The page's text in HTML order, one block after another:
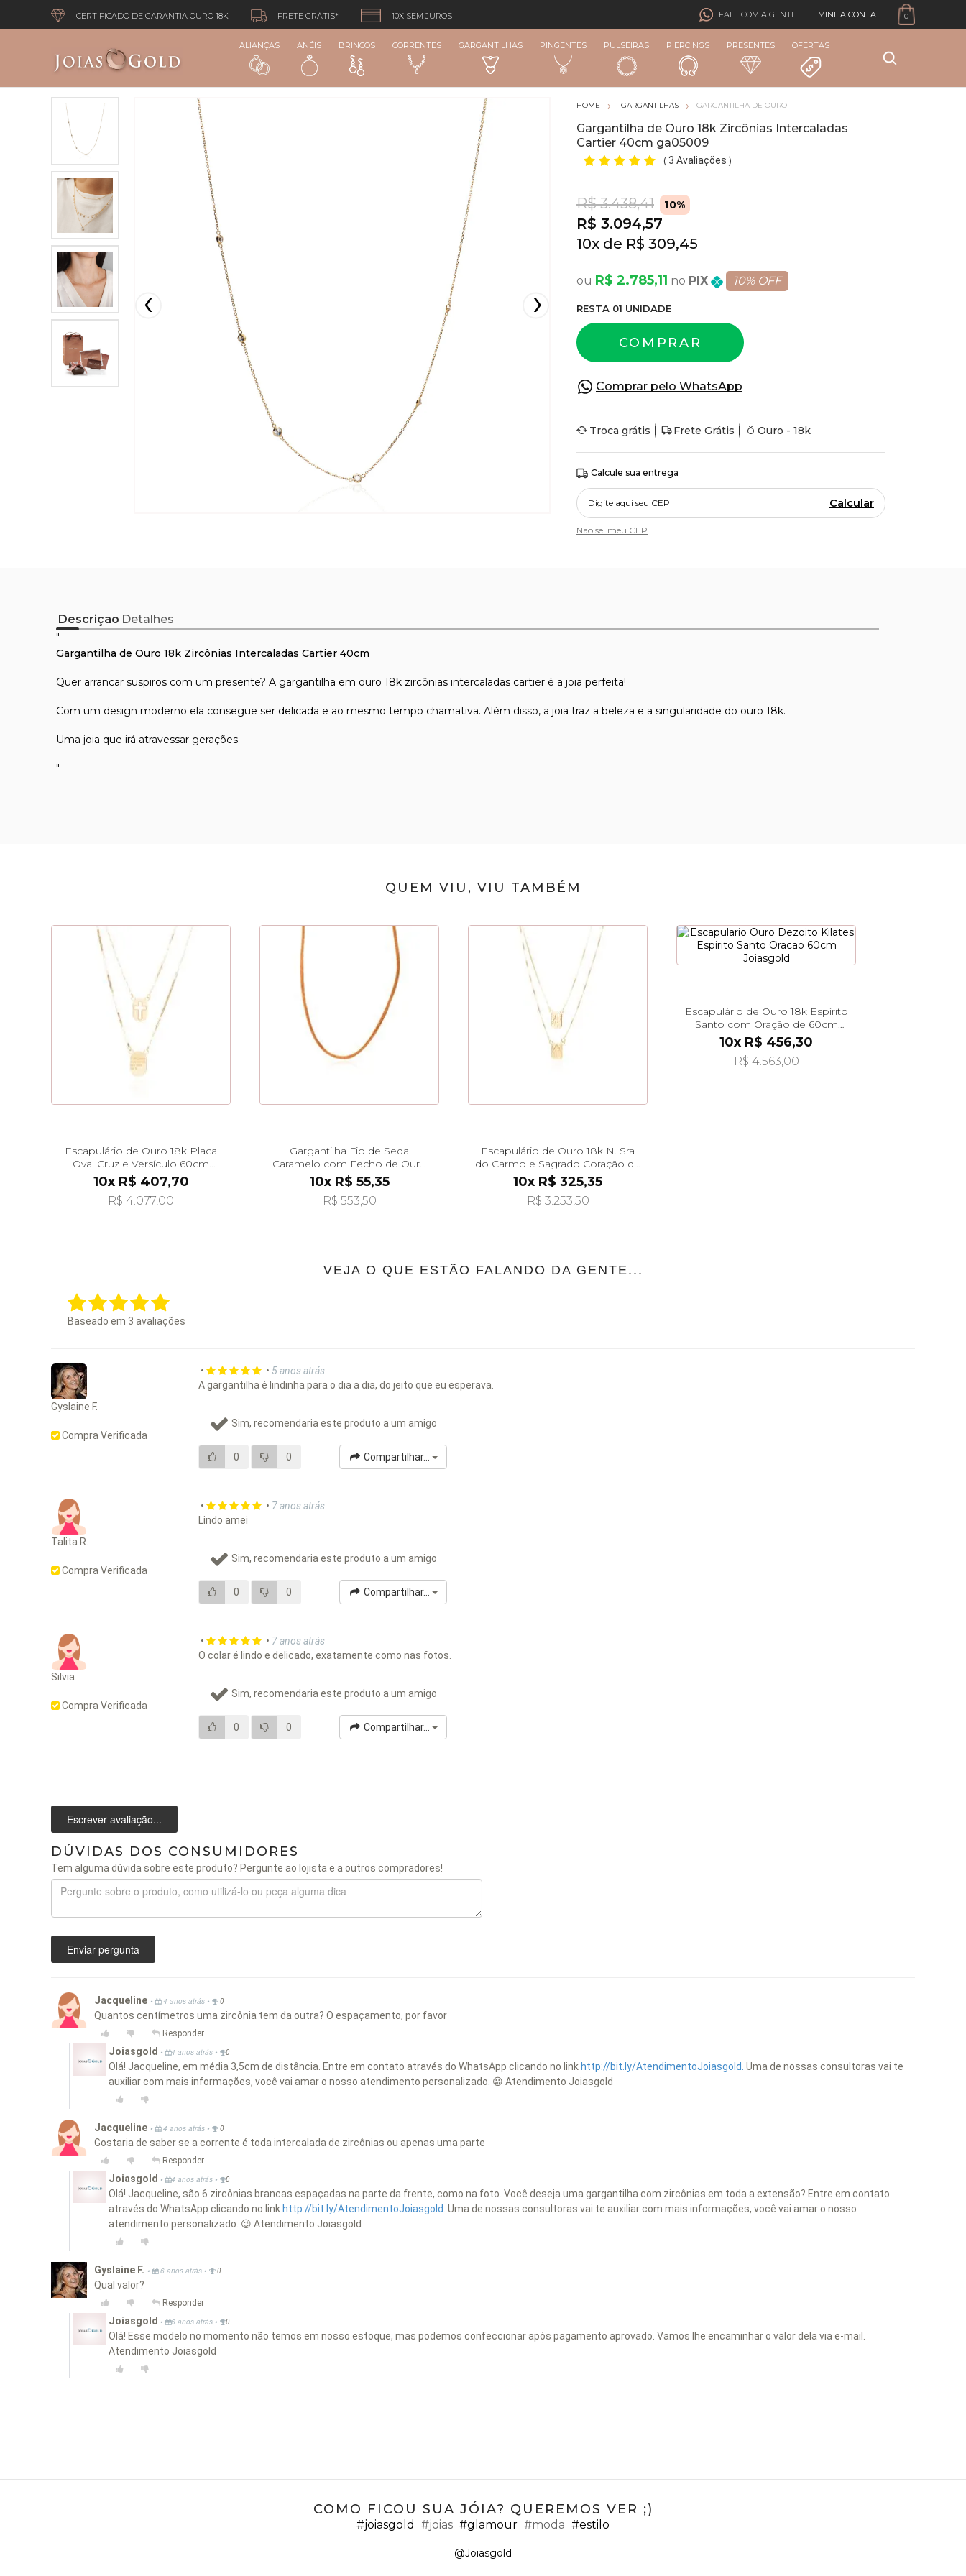
CERTIFICADO DE GARANTIA OURO 18K FRETE GRÁTIS* 10X SEM JUROS FALE COM A GENTE MINHA CONTA 0
ALIANÇAS ANÉIS BRINCOS CORRENTES GARGANTILHAS PINGENTES PULSEIRAS PIERCINGS PRESENTES OFERTAS
GARGANTILHAS GARGANTILHA DE OURO
Gargantilha de Ouro 18k Zircônias Intercaladas
Cartier 40cm ga05009
( 3 Avaliações )
R$ 3.438,41 10%
R$ 3.094,57
10x R$ 309,45
R$ 2.785,11 PIX 10% OFF
RESTA 01 UNIDADE
COMPRAR
Comprar pelo WhatsApp
Troca grátis Frete Grátis Ouro - 18k
Calcule sua entrega
Calcular
Não sei meu CEP
Descrição Detalhes
"
Gargantilha de Ouro 18k Zircônias Intercaladas Cartier 40cm
Quer arrancar suspiros com um presente? A gargantilha em ouro 18k zircônias intercaladas cartier é a joia perfeita!
Com um design moderno ela consegue ser delicada e ao mesmo tempo chamativa. Além disso, a joia traz a beleza e a singularidade do ouro 18k.
Uma joia que irá atravessar gerações.
"
QUEM VIU, VIU TAMBÉM
Escapulário de Ouro 18k Placa
Oval Cruz e Versículo 60cm
ga08001
10x R$ 407,70
R$ 4.077,00
Gargantilha Fio de Seda
Caramelo com Fecho de Ouro
40cm 18K ga08559
10x R$ 55,35
R$ 553,50
Escapulário de Ouro 18k N. Sra
do Carmo e Sagrado Coração de
70cm ga06295
10x R$ 325,35
R$ 3.253,50
Escapulário de Ouro 18k Espírito
Santo com Oração de 60cm
ga08536
10x R$ 456,30
R$ 4.563,00
VEJA O QUE ESTÃO FALANDO DA GENTE...
Baseado em 3 avaliações
Gyslaine F.
Compra Verificada
• • 5 anos atrás
A gargantilha é lindinha para o dia a dia, do jeito que eu esperava.
Sim, recomendaria este produto a um amigo
0 0 Compartilhar...
Talita R.
Compra Verificada
• • 7 anos atrás
Lindo amei
Sim, recomendaria este produto a um amigo
0 0 Compartilhar...
Silvia
Compra Verificada
• • 7 anos atrás
O colar é lindo e delicado, exatamente como nas fotos.
Sim, recomendaria este produto a um amigo
0 0 Compartilhar...
Escrever avaliação...
DÚVIDAS DOS CONSUMIDORES
Tem alguma dúvida sobre este produto? Pergunte ao lojista e a outros compradores!
Enviar pergunta
Jacqueline • 4 anos atrás • 0
Quantos centímetros uma zircônia tem da outra? O espaçamento, por favor
Responder
Joiasgold • 4 anos atrás • 0
Olá! Jacqueline, em média 3,5cm de distância. Entre em contato através do WhatsApp clicando no link http://bit.ly/AtendimentoJoiasgold. Uma de nossas consultoras vai te
auxiliar com mais informações, você vai amar o nosso atendimento personalizado. 😀 Atendimento Joiasgold
Jacqueline • 4 anos atrás • 0
Gostaria de saber se a corrente é toda intercalada de zircônias ou apenas uma parte
Responder
Joiasgold • 4 anos atrás • 0
Olá! Jacqueline, são 6 zircônias brancas espaçadas na parte da frente, como na foto. Você deseja uma gargantilha com zircônias em toda a extensão? Entre em contato
através do WhatsApp clicando no link http://bit.ly/AtendimentoJoiasgold. Uma de nossas consultoras vai te auxiliar com mais informações, você vai amar o nosso
atendimento personalizado. 😉 Atendimento Joiasgold
Gyslaine F. • 6 anos atrás • 0
Qual valor?
Responder
Joiasgold • 6 anos atrás • 0
Olá! Esse modelo no momento não temos em nosso estoque, mas podemos confeccionar após pagamento aprovado. Vamos lhe encaminhar o valor dela via e-mail.
Atendimento Joiasgold
COMO FICOU SUA JÓIA? QUEREMOS VER ;)
#joiasgold #joias #glamour #moda #estilo
@Joiasgold